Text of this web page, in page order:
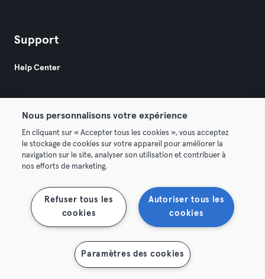
Support
Help Center
© 2026 Urban Sports Group GmbH. All rights reserved.
AGB Datenschutz
Vertrag hier kündigen Hier Verträge widerrufen
Nous personnalisons votre expérience
En cliquant sur « Accepter tous les cookies », vous acceptez
le stockage de cookies sur votre appareil pour améliorer la
navigation sur le site, analyser son utilisation et contribuer à
nos efforts de marketing.
Autoriser tous les
cookies
Refuser tous les
cookies
Paramètres des cookies